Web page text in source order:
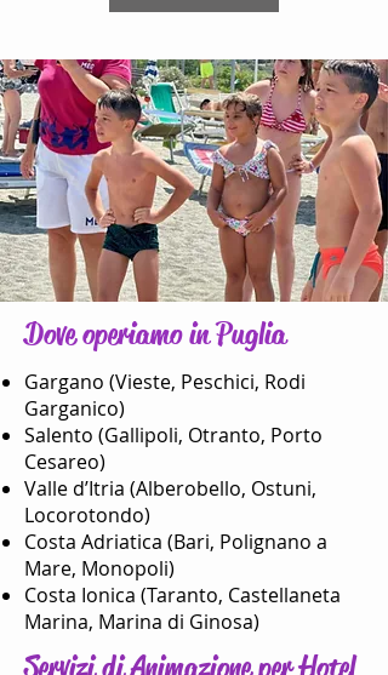
Dove operiamo in Puglia
Gargano (Vieste, Peschici, Rodi
Garganico)
Salento (Gallipoli, Otranto, Porto
Cesareo)
Valle d’Itria (Alberobello, Ostuni,
Locorotondo)
Costa Adriatica (Bari, Polignano a
Mare, Monopoli)
Costa Ionica (Taranto, Castellaneta
Marina, Marina di Ginosa)